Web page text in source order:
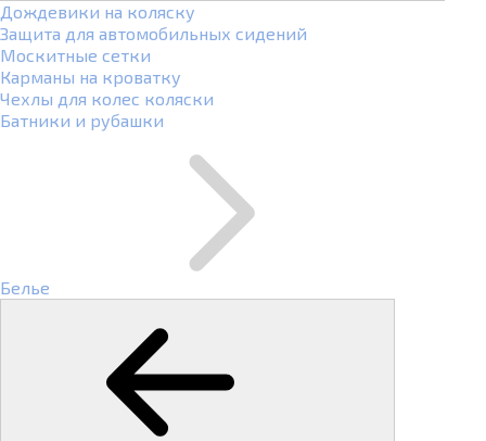
Дождевики на коляску
Защита для автомобильных сидений
Москитные сетки
Карманы на кроватку
Чехлы для колес коляски
Батники и рубашки
Белье